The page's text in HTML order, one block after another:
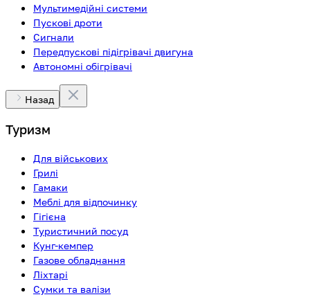
Мультимедійні системи
Пускові дроти
Сигнали
Передпускові підігрівачі двигуна
Автономні обігрівачі
Назад
Туризм
Для військових
Грилі
Гамаки
Меблі для відпочинку
Гігієна
Туристичний посуд
Кунг-кемпер
Газове обладнання
Ліхтарі
Сумки та валізи